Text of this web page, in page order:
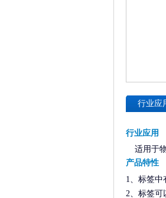
行业应
行业应用
适用于
产品特性
1、标签中
2、标签可